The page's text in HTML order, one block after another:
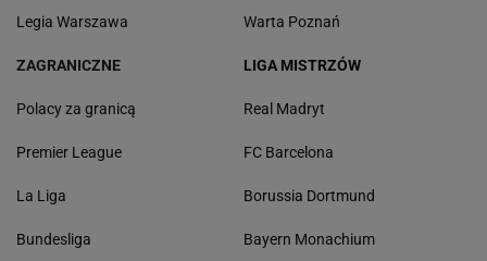
Legia Warszawa Warta Poznań
ZAGRANICZNE
Polacy za granicą
Premier League
La Liga
Bundesliga
LIGA MISTRZÓW
Real Madryt
FC Barcelona
Borussia Dortmund
Bayern Monachium